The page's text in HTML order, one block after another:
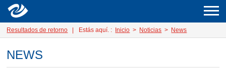
Resultados de retorno Estás aquí. : Inicio > Noticias > News
NEWS